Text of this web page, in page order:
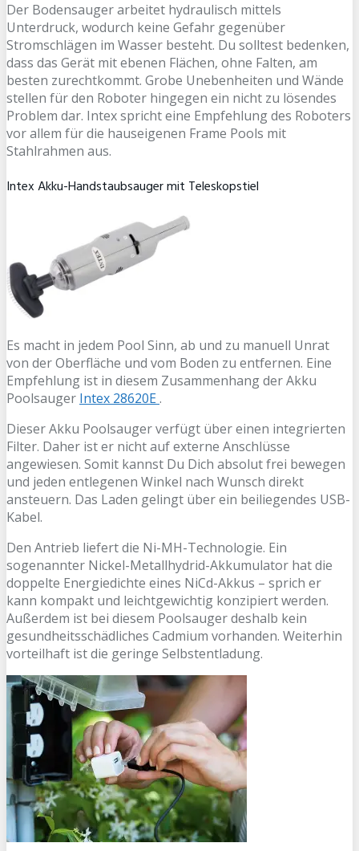
Der Bodensauger arbeitet hydraulisch mittels
Unterdruck, wodurch keine Gefahr gegenüber
Stromschlägen im Wasser besteht. Du solltest bedenken,
dass das Gerät mit ebenen Flächen, ohne Falten, am
besten zurechtkommt. Grobe Unebenheiten und Wände
stellen für den Roboter hingegen ein nicht zu lösendes
Problem dar. Intex spricht eine Empfehlung des Roboters
vor allem für die hauseigenen Frame Pools mit
Stahlrahmen aus.
Intex Akku-Handstaubsauger mit Teleskopstiel
Es macht in jedem Pool Sinn, ab und zu manuell Unrat
von der Oberfläche und vom Boden zu entfernen. Eine
Empfehlung ist in diesem Zusammenhang der Akku
Poolsauger Intex 28620E.
Dieser Akku Poolsauger verfügt über einen integrierten
Filter. Daher ist er nicht auf externe Anschlüsse
angewiesen. Somit kannst Du Dich absolut frei bewegen
und jeden entlegenen Winkel nach Wunsch direkt
ansteuern. Das Laden gelingt über ein beiliegendes USB-
Kabel.
Den Antrieb liefert die Ni-MH-Technologie. Ein
sogenannter Nickel-Metallhydrid-Akkumulator hat die
doppelte Energiedichte eines NiCd-Akkus – sprich er
kann kompakt und leichtgewichtig konzipiert werden.
Außerdem ist bei diesem Poolsauger deshalb kein
gesundheitsschädliches Cadmium vorhanden. Weiterhin
vorteilhaft ist die geringe Selbstentladung.